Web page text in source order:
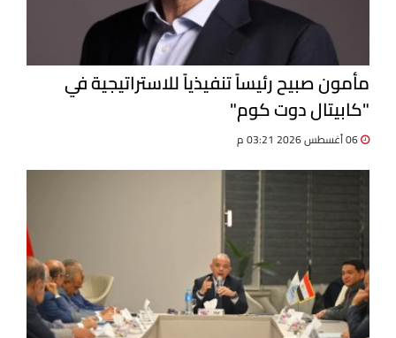
مأمون صبيح رئيساً تنفيذياً للاستراتيجية في
"كابيتال دوت كوم"